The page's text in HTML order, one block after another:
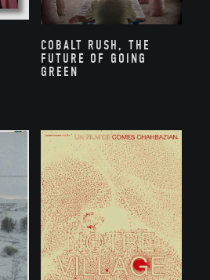
COBALT RUSH, THE
FUTURE OF GOING
GREEN